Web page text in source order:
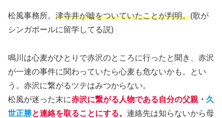
松風事務所。 津寺井が嘘をついていたことが判明。(歌が
シンガポールに留学してる説)
鳴川は心麦がひとりで赤沢のところに行ったと聞き、赤沢
が一連の事件に関わっていたら心麦も危ないかも。とい
う。赤沢に繋がるツテはみつからない。
松風が迷った末に赤沢に繋がる人物である自分の父親・ 久
世正勝と連絡を取ることにする。 連絡先は知らないから母